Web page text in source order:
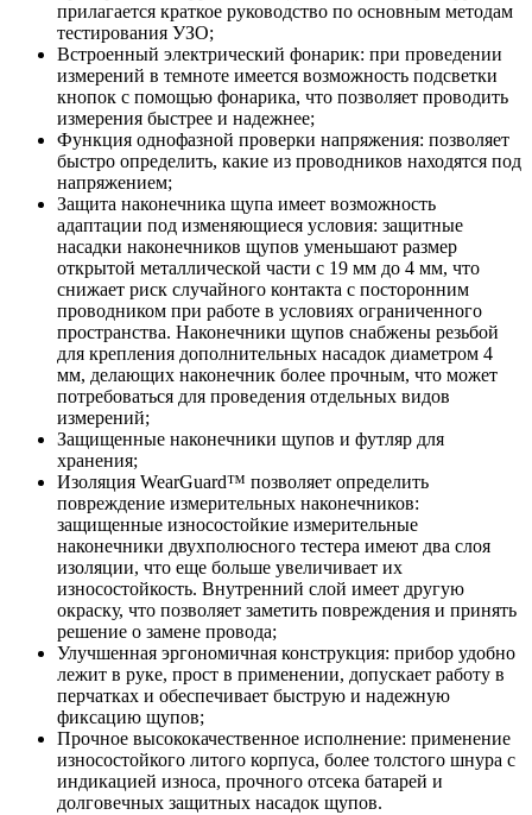
прилагается краткое руководство по основным методам
тестирования УЗО;
Встроенный электрический фонарик: при проведении
измерений в темноте имеется возможность подсветки
кнопок с помощью фонарика, что позволяет проводить
измерения быстрее и надежнее;
Функция однофазной проверки напряжения: позволяет
быстро определить, какие из проводников находятся под
напряжением;
Защита наконечника щупа имеет возможность
адаптации под изменяющиеся условия: защитные
насадки наконечников щупов уменьшают размер
открытой металлической части с 19 мм до 4 мм, что
снижает риск случайного контакта с посторонним
проводником при работе в условиях ограниченного
пространства. Наконечники щупов снабжены резьбой
для крепления дополнительных насадок диаметром 4
мм, делающих наконечник более прочным, что может
потребоваться для проведения отдельных видов
измерений;
Защищенные наконечники щупов и футляр для
хранения;
Изоляция WearGuard™ позволяет определить
повреждение измерительных наконечников:
защищенные износостойкие измерительные
наконечники двухполюсного тестера имеют два слоя
изоляции, что еще больше увеличивает их
износостойкость. Внутренний слой имеет другую
окраску, что позволяет заметить повреждения и принять
решение о замене провода;
Улучшенная эргономичная конструкция: прибор удобно
лежит в руке, прост в применении, допускает работу в
перчатках и обеспечивает быструю и надежную
фиксацию щупов;
Прочное высококачественное исполнение: применение
износостойкого литого корпуса, более толстого шнура с
индикацией износа, прочного отсека батарей и
долговечных защитных насадок щупов.